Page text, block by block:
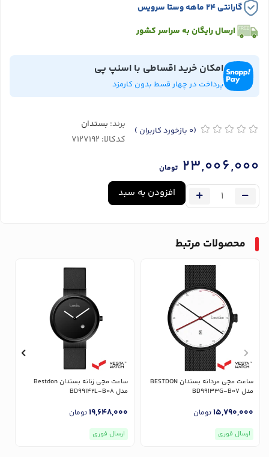
گارانتی ۲۴ ماهه وستا سرویس
ارسال رایگان به سراسر کشور
امکان خرید اقساطی با اسنپ پی
پرداخت در چهار قسط بدون کارمزد
(0 بازخورد کاربران ) برند: بستدان
کدکالا:
23,006,000 تومان
افزودن به سبد
محصولات مرتبط
ساعت مچی مردانه بستدان BESTDON
مدل BD99133G-B07
15,790,000تومان
ارسال فوری
ساعت مچی زنانه بستدان Bestdon
مدل BD99142L-B08
19,648,000تومان
ارسال فوری